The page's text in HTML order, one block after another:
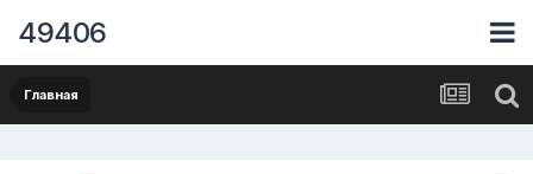
49406
Главная